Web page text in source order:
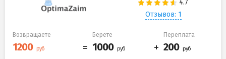
Отзывов: 1
Возвращаете Берете Переплата